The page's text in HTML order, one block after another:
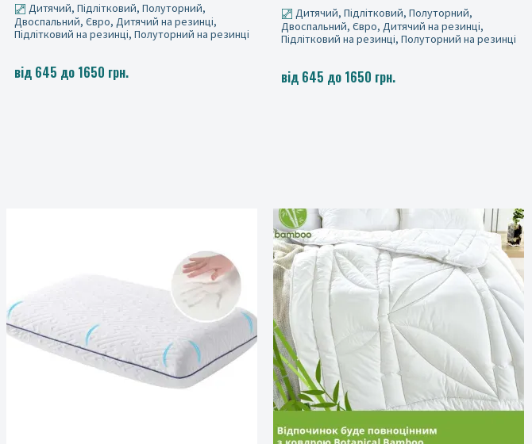
Дитячий, Підлітковий, Полуторний,
Двоспальний, Євро, Дитячий на резинці,
Підлітковий на резинці, Полуторний на резинці
від 645 до 1650 грн.
Дитячий, Полуторний
від 645 до 1025 грн.